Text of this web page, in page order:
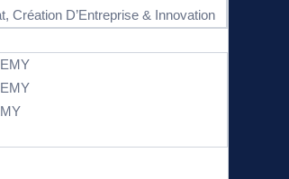
Création D’Entreprise & Innovation